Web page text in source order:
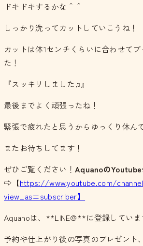
ドキドキするかな＾＾
しっかり洗ってカットしていこうね！
カットは体1センチくらいに合わせて
た！
『スッキリしました♫』
最後までよく頑張ったね！
緊張で疲れたと思うからゆっくり休ん
またお待ちしてます！
ぜひご覧ください！ Aquanoの
⇨【https://www.youtube.com/
view_as=subscriber】
Aquanoは、**LINE@**に登録していま
予約や仕上がり後の写真のプレゼント